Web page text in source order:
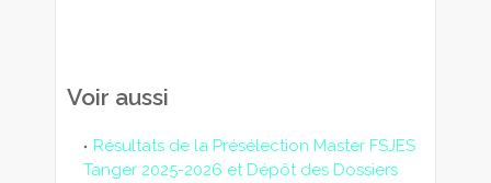
Voir aussi
Résultats de la Présélection Master FSJES
Tanger 2025-2026 et Dépôt des Dossiers